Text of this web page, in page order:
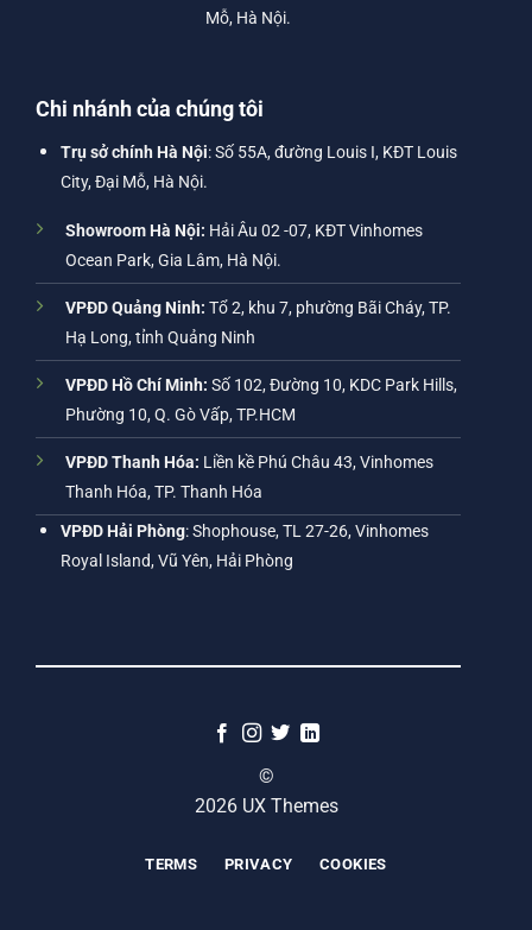
Mỗ, Hà Nội.
Chi nhánh của chúng tôi
Trụ sở chính Hà Nội: Số 55A, đường Louis I, KĐT Louis
City, Đại Mỗ, Hà Nội.
Showroom Hà Nội: Hải Âu 02 -07, KĐT Vinhomes
Ocean Park, Gia Lâm, Hà Nội.
VPĐD Quảng Ninh: Tổ 2, khu 7, phường Bãi Cháy, TP.
Hạ Long, tỉnh Quảng Ninh
VPĐD Hồ Chí Minh: Số 102, Đường 10, KDC Park Hills,
Phường 10, Q. Gò Vấp, TP.HCM
VPĐD Thanh Hóa: Liền kề Phú Châu 43, Vinhomes
Thanh Hóa, TP. Thanh Hóa
VPĐD Hải Phòng: Shophouse, TL 27-26, Vinhomes
Royal Island, Vũ Yên, Hải Phòng
©
2026 UX Themes
TERMS PRIVACY COOKIES